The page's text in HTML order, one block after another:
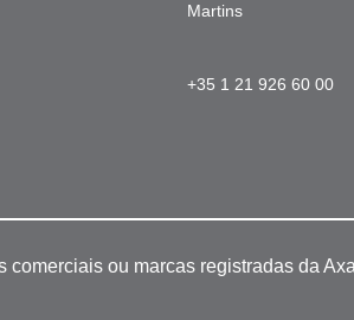
Martins
+35 1 21 926 60 00
ou marcas registradas da